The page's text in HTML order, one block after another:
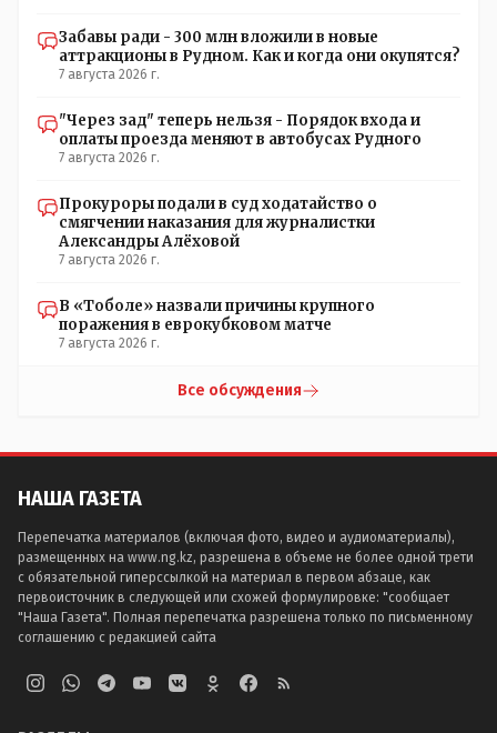
Забавы ради - 300 млн вложили в новые
аттракционы в Рудном. Как и когда они окупятся?
7 августа 2026 г.
"Через зад" теперь нельзя - Порядок входа и
оплаты проезда меняют в автобусах Рудного
7 августа 2026 г.
Прокуроры подали в суд ходатайство о
смягчении наказания для журналистки
Александры Алёховой
7 августа 2026 г.
В «Тоболе» назвали причины крупного
поражения в еврокубковом матче
7 августа 2026 г.
Все обсуждения
НАША ГАЗЕТА
Перепечатка материалов (включая фото, видео и аудиоматериалы),
размещенных на www.ng.kz, разрешена в объеме не более одной трети
с обязательной гиперссылкой на материал в первом абзаце, как
первоисточник в следующей или схожей формулировке: "сообщает
"Наша Газета". Полная перепечатка разрешена только по письменному
соглашению с редакцией сайта